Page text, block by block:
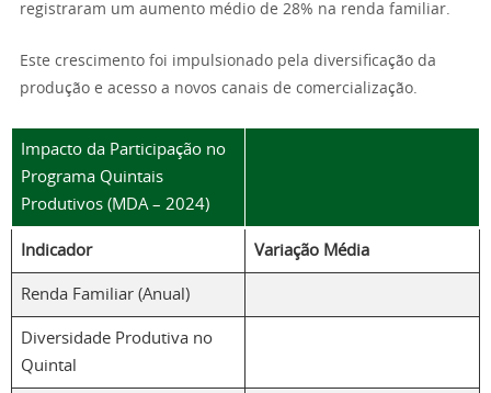
registraram um aumento médio de 28% na renda familiar.
Este crescimento foi impulsionado pela diversificação da
produção e acesso a novos canais de comercialização.
Impacto da Participação no
Programa Quintais
Produtivos (MDA – 2024)
Indicador Variação Média
Renda Familiar (Anual)
Diversidade Produtiva no
Quintal